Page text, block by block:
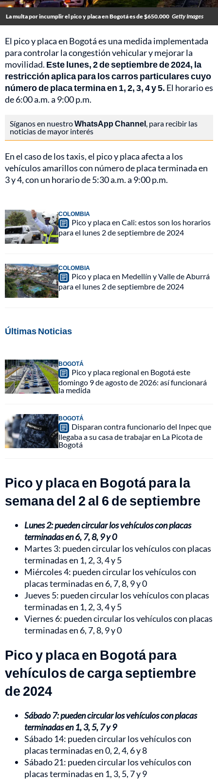
La multa por incumplir el pico y placa en Bogotá es de $650.000 Getty Images
El pico y placa en Bogotá es una medida implementada
para controlar la congestión vehicular y mejorar la
movilidad. Este lunes, 2 de septiembre de 2024, la
restricción aplica para los carros particulares cuyo
número de placa termina en 1, 2, 3, 4 y 5. El horario es
de 6:00 a.m. a 9:00 p.m.
Síganos en nuestroWhatsApp Channel, para recibir las
noticias de mayor interés
En el caso de los taxis, el pico y placa afecta a los
vehículos amarillos con número de placa terminada en
3 y 4, con un horario de 5:30 a.m. a 9:00 p.m.
COLOMBIA
Pico y placa en Cali: estos son los horarios
para el lunes 2 de septiembre de 2024
COLOMBIA
Pico y placa en Medellín y Valle de Aburrá
para el lunes 2 de septiembre de 2024
Últimas Noticias
BOGOTÁ
Pico y placa regional en Bogotá este
domingo 9 de agosto de 2026: así funcionará
la medida
BOGOTÁ
Disparan contra funcionario del Inpec que
llegaba a su casa de trabajar en La Picota de
Bogotá
Pico y placa en Bogotá para la
semana del 2 al 6 de septiembre
Lunes 2: pueden circular los vehículos con placas
terminadas en 6, 7, 8, 9 y 0
Martes 3: pueden circular los vehículos con placas
terminadas en 1, 2, 3, 4 y 5
Miércoles 4: pueden circular los vehículos con
placas terminadas en 6, 7, 8, 9 y 0
Jueves 5: pueden circular los vehículos con placas
terminadas en 1, 2, 3, 4 y 5
Viernes 6: pueden circular los vehículos con placas
terminadas en 6, 7, 8, 9 y 0
Pico y placa en Bogotá para
vehículos de carga septiembre
de 2024
Sábado 7: pueden circular los vehículos con placas
terminadas en 1, 3, 5, 7 y 9
Sábado 14: pueden circular los vehículos con
placas terminadas en 0, 2, 4, 6 y 8
Sábado 21: pueden circular los vehículos con
placas terminadas en 1, 3, 5, 7 y 9